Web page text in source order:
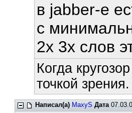
в jabber-е
с
2х 3х слов
Когда
точкой зрения.
Написал(а) MaxyS Дата